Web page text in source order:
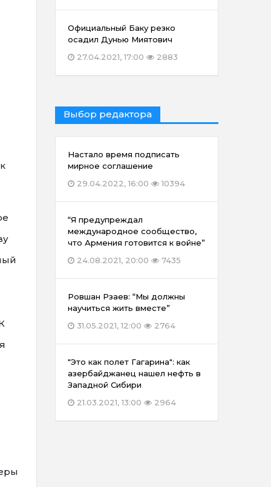
Официальный Баку резко
осадил Дунью Миятович
27.04.2021, 17:00
2883
Выбор редактора
Настало время подписать
мирное соглашение
29.04.2022, 16:00
10394
“Я предупреждал
международное сообщество,
что Армения готовится к войне”
24.08.2021, 20:00
7435
Ровшан Рзаев: “Мы должны
научиться жить вместе”
31.05.2021, 12:00
2764
"Это как полет Гагарина": как
азербайджанец нашел нефть в
Западной Сибири
21.03.2021, 13:00
2964